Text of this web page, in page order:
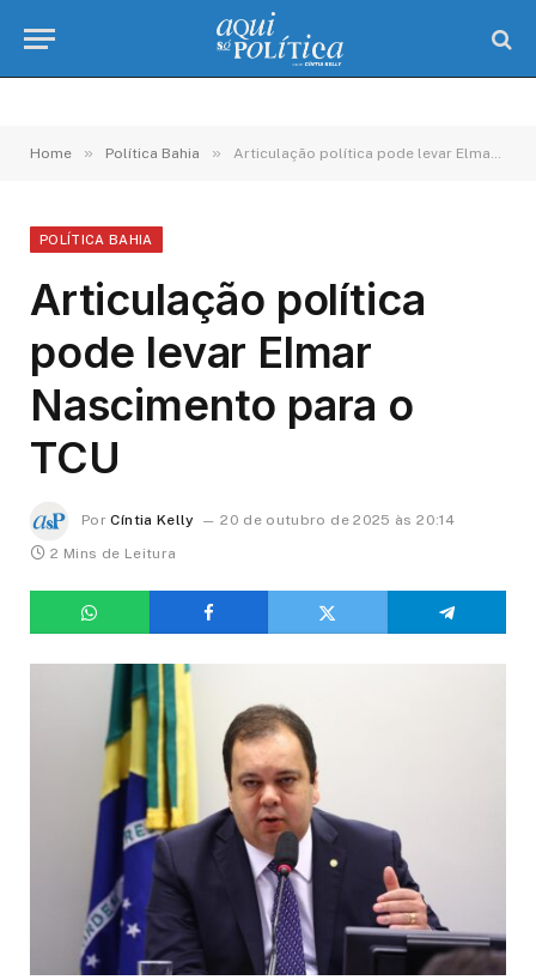
Home » Política Bahia » Articulação política pode levar Elmar Nascimento para o TCU
POLÍTICA BAHIA
Articulação política
pode levar Elmar
Nascimento para o
TCU
Por Cíntia Kelly
20 de outubro de 2025 às 20:14
2 Mins de Leitura